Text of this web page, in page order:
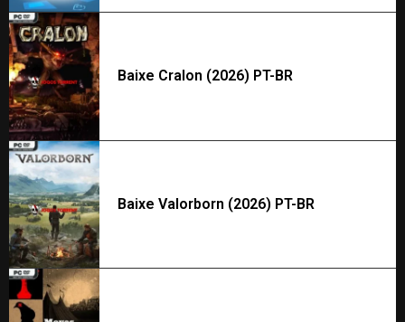
Baixe Cralon (2026) PT-BR
Baixe Valorborn (2026) PT-BR